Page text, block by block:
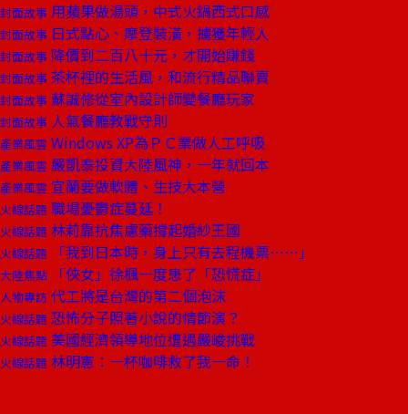
封面故事 用蘋果做湯頭，中式火鍋西式口感
封面故事 日式點心、摩登裝潢，擄獲年輕人
封面故事 降價到二百八十元，才開始賺錢
封面故事 茶杯裡的生活風，和流行精品聯賣
封面故事 蘇誠修從室內設計師變餐廳玩家
封面故事 人氣餐廳教戰守則
產業風雲 Windows XP為ＰＣ業做人工呼吸
產業風雲 嚴凱泰投資大陸風神，一年就回本
產業風雲 宜蘭要做軟體、生技大本營
火線話題 職場憂鬱症蔓延！
火線話題 林莉靠抗焦慮藥撐起婚紗王國
火線話題 「我到日本時，身上只有去程機票……」
大陸焦點 「俠女」徐楓一度患了「恐慌症」
人物專訪 代工將是台灣的第二個泡沫
火線話題 恐怖分子照著小說的情節演？
火線話題 美國經濟領導地位遭遇嚴峻挑戰
火線話題 林明憲：一杯咖啡救了我一命！